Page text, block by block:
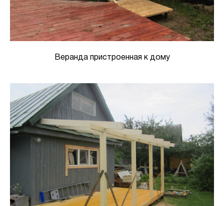
Веранда пристроенная к дому